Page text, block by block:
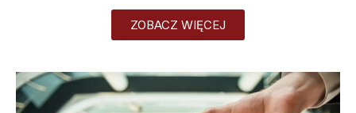
ZOBACZ WIĘCEJ